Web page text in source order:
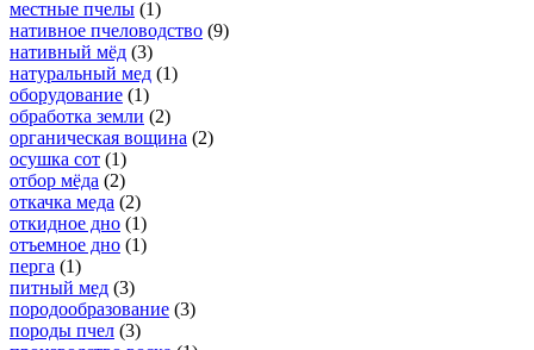
местные пчелы (1)
нативное пчеловодство (9)
нативный мёд (3)
натуральный мед (1)
оборудование (1)
обработка земли (2)
органическая вощина (2)
осушка сот (1)
отбор мёда (2)
откачка меда (2)
откидное дно (1)
отъемное дно (1)
перга (1)
питный мед (3)
породообразование (3)
породы пчел (3)